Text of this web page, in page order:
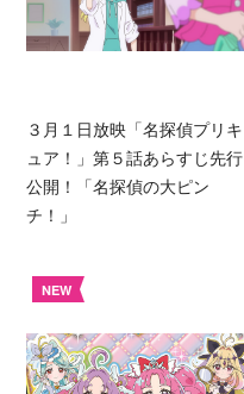
３月１日放映「名探偵プリキ
ュア！」第５話あらすじ先行
公開！「名探偵の大ピン
チ！」
NEW